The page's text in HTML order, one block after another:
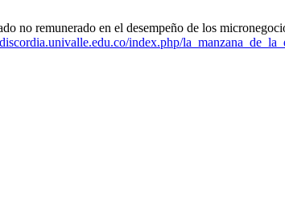
no remunerado en el desempeño de los
index.php/